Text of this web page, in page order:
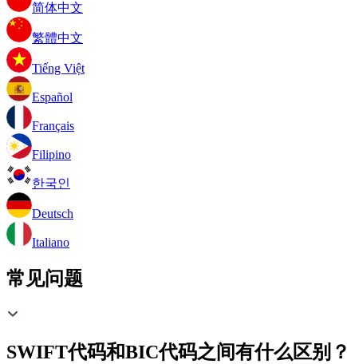
简体中文
繁體中文
Tiếng Việt
Español
Français
Filipino
한국인
Deutsch
Italiano
常见问题
SWIFT代码和BIC代码之间有什么区别？